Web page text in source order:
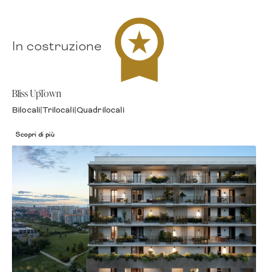
In costruzione
Bliss UpTown
Bilocali|Trilocali|Quadrilocali
Scopri di più